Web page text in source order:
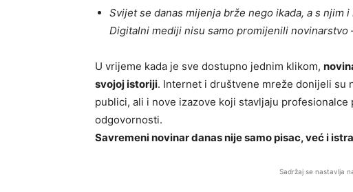
Svijet se danas mijenja brže nego ikada, a s njim
Digitalni mediji nisu samo promijenili novinarstvo
U vrijeme kada je sve dostupno jednim klikom,
svojoj istoriji. Internet i društvene mreže donijeli su
publici, ali i nove izazove koji stavljaju
odgovornosti.
Savremeni novinar danas nije samo pisac, već i
Sadržaj se nastavlja